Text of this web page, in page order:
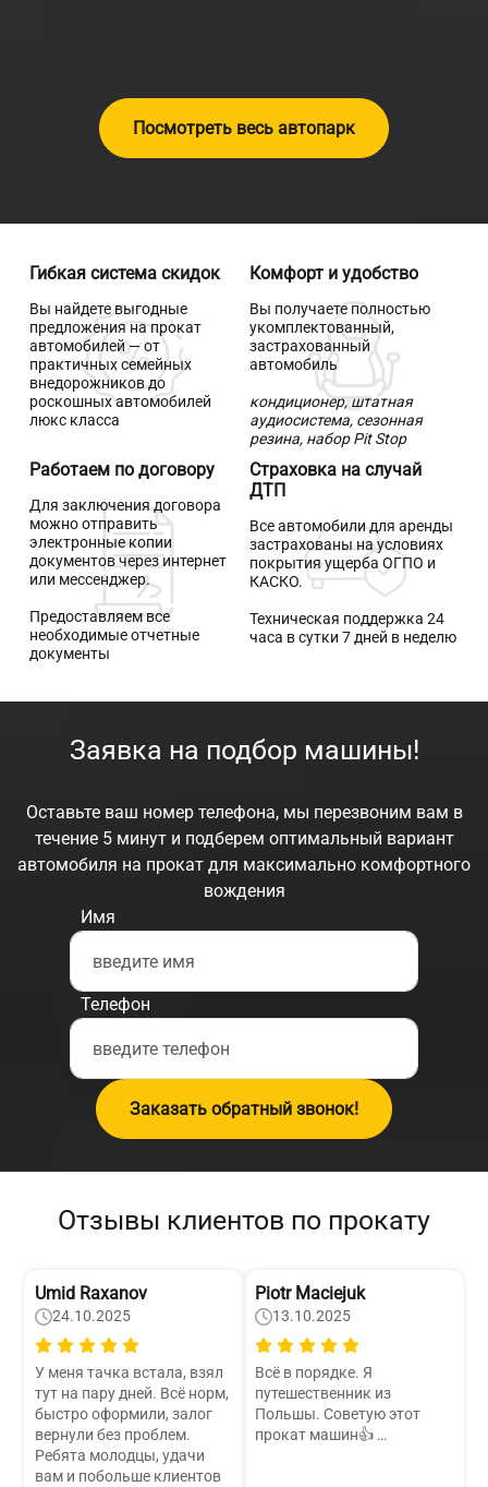
Посмотреть весь автопарк
Почему
выбирают
Naprokat.kz
Гибкая система скидок
Вы найдете выгодные
предложенияна прокат
автомобилей— от
практичных семейных
внедорожников до
роскошных автомобилей
люкс класса
Комфорт и удобство
Вы получаете полностью
укомплектованный,
застрахованный
автомобиль
кондиционер, штатная
аудиосистема, сезонная
резина, набор Pit Stop
Работаем по договору
Для заключения договора
можно отправить
электронные копии
документов через интернет
или мессенджер.
Предоставляем все
необходимые отчетные
документы
Страховка на случай
ДТП
Всеавтомобили для аренды
застрахованы на условиях
покрытия ущерба ОГПО и
КАСКО.
Техническая поддержка 24
часа в сутки 7 дней в неделю
Заявка на подбор машины!
Оставьте ваш номер телефона, мы перезвоним вам в
течение 5 минут и подберем оптимальный вариант
автомобиля на прокат для максимально комфортного
вождения
Имя
Телефон
Заказать обратный звонок!
Отзывы клиентов по прокату
Umid Raxanov
24.10.2025
У меня тачка встала, взял
тут на пару дней. Всё норм,
быстро оформили, залог
вернули без проблем.
Ребята молодцы, удачи
вам и побольше клиентов
Piotr Maciejuk
13.10.2025
Всё в порядке. Я
путешественник из
Польшы. Советую этот
прокат машин👍 …